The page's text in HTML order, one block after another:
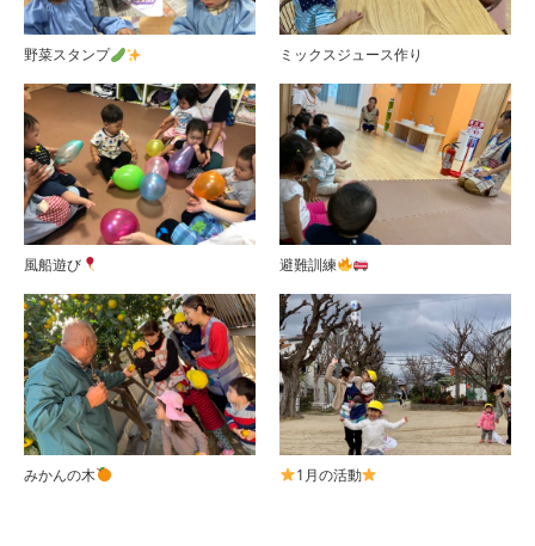
野菜スタンプ ミックスジュース作り
風船遊び 避難訓練
みかんの木 1月の活動